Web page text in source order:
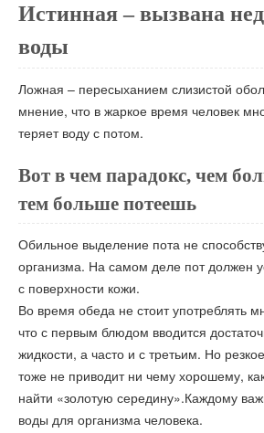
Истинная – вызвана
воды
Ложная – пересыханием слизистой
мнение, что в жаркое время человек
теряет воду с потом.
Вот в чем парадокс, чем
тем больше потеешь
Обильное выделение пота не
организма. На самом деле пот должен
с поверхности кожи.
Во время обеда не стоит употреблять
что с первым блюдом вводится
жидкости, а часто и с третьим. Но
тоже не приводит ни чему хорошему,
найти «золотую середину».Каждому
воды для организма человека.